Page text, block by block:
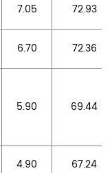
7.05 72.93
6.70 72.36
5.90 69.44
4.90 67.24